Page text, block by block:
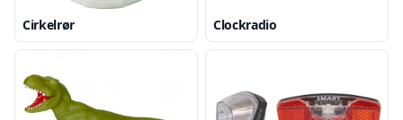
Cirkelrør Clockradio